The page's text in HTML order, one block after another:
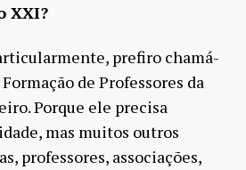
XXI?
prefiro chamá-
de Professores da
Porque ele precisa
mas muitos outros
professores, associações,